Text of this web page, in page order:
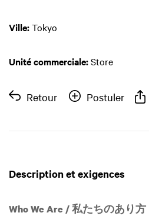
Ville:Tokyo
Unité commerciale:Store
Retour Postuler
Description et exigences
Who We Are / 私たちのあり方